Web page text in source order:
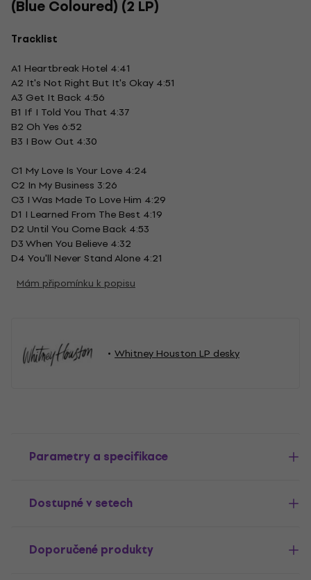
(Blue Coloured) (2 LP)
Tracklist
A1 Heartbreak Hotel 4:41
A2 It's Not Right But It's Okay 4:51
A3 Get It Back 4:56
B1 If I Told You That 4:37
B2 Oh Yes 6:52
B3 I Bow Out 4:30
C1 My Love Is Your Love 4:24
C2 In My Business 3:26
C3 I Was Made To Love Him 4:29
D1 I Learned From The Best 4:19
D2 Until You Come Back 4:53
D3 When You Believe 4:32
D4 You'll Never Stand Alone 4:21
Mám připomínku k popisu
Whitney Houston LP desky
Parametry a specifikace
Dostupné v setech
Doporučené produkty